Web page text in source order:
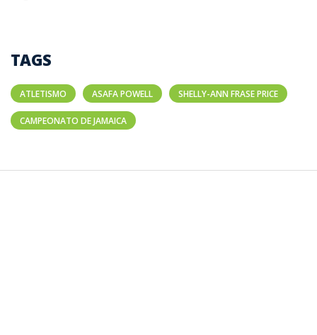
TAGS
ATLETISMO ASAFA POWELL SHELLY-ANN FRASE PRICE
CAMPEONATO DE JAMAICA